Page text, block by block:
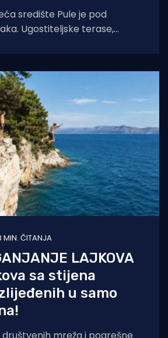
središte Pule je pod
Ugostiteljske terase,
MIN. ČITANJA
LAJKOVA
sa stijena
u samo